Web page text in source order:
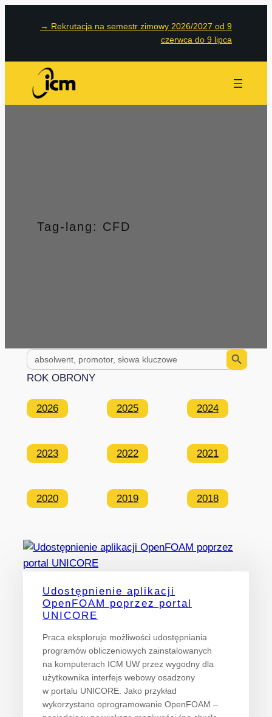
→ Rekrutacja na semestr zimowy 2026/2027 od 9
czerwca do 9 lipca
Tag-lang: CFD
Search
for:
Search Button
ROK OBRONY
2026 2025 2024
2023 2022 2021
2020 2019 2018
Udostępnienie aplikacji
OpenFOAM poprzez portal
UNICORE
Praca eksploruje możliwości udostępniania
programów obliczeniowych zainstalowanych
na komputerach ICM UW przez wygodny dla
użytkownika interfejs webowy osadzony
w portalu UNICORE. Jako przykład
wykorzystano oprogramowanie OpenFOAM –